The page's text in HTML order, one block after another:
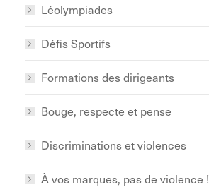
Léolympiades
Défis Sportifs
Formations des dirigeants
Bouge, respecte et pense
Discriminations et violences
À vos marques, pas de violence !